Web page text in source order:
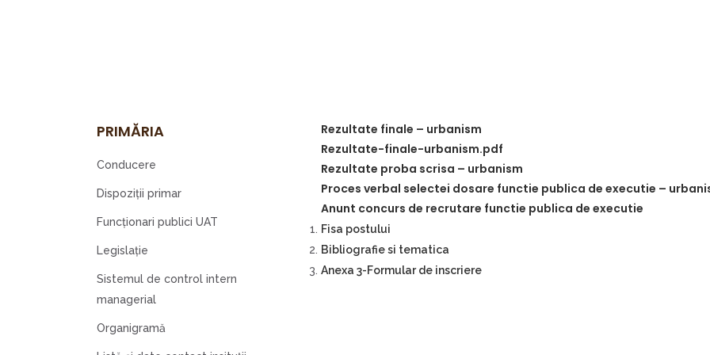
PRIMĂRIA
Conducere
Dispoziţii primar
Funcționari publici UAT
Legislaţie
Sistemul de control intern
managerial
Organigramă
Rezultate finale – urbanism
Rezultate-finale-urbanism.pdf
Rezultate proba scrisa – urbanism
Proces verbal selectei dosare functie publica de executie –
Anunt concurs de recrutare functie publica de executie
Fisa postului
Bibliografie si tematica
Anexa 3-Formular de inscriere